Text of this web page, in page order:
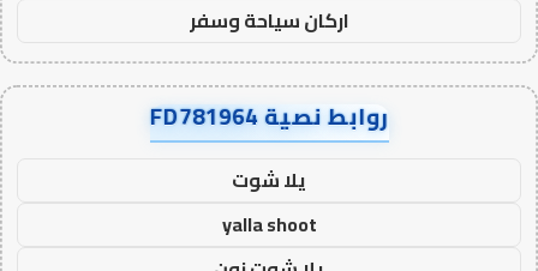
اركان سياحة وسفر
روابط نصية FD781964
يلا شوت
yalla shoot